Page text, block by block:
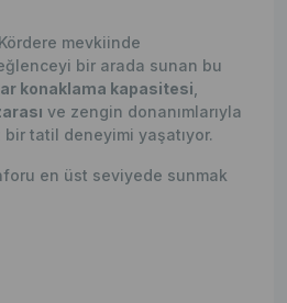
mevkiinde
bir arada sunan bu
konaklama kapasitesi
ve zengin donanımlarıyla
tatil deneyimi yaşatıyor.
en üst seviyede sunmak